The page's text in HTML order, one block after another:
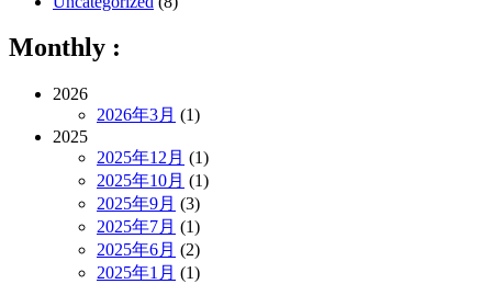
Monthly :
2026
2026年3月 (1)
2025
2025年12月 (1)
2025年10月 (1)
2025年9月 (3)
2025年7月 (1)
2025年6月 (2)
2025年1月 (1)